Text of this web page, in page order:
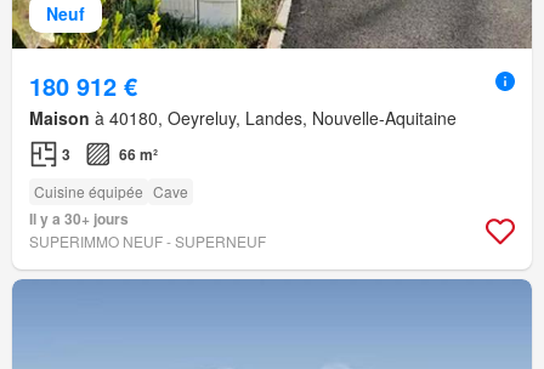
Neuf
180 912 €
Maison à 40180, Oeyreluy, Landes, Nouvelle-Aquitaine
3 66 m²
Cuisine équipée Cave
Il y a 30+ jours
SUPERIMMO NEUF - SUPERNEUF